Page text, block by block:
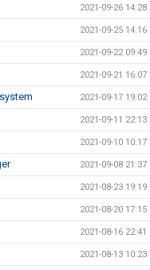
2021-09-26 14:28
2021-09-25 14:16
2021-09-22 09:49
2021-09-21 16:07
2021-09-17 19:02
2021-09-11 22:13
2021-09-10 10:17
2021-09-08 21:37
2021-08-23 19:19
2021-08-20 17:15
2021-08-16 22:41
2021-08-13 10:23